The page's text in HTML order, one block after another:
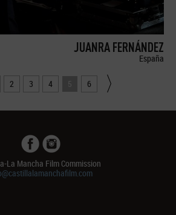
JUANRA FERNÁNDEZ
España
2 3 4 5 6
La Mancha Film Commission